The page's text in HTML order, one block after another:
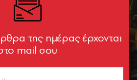
της ημέρας έρχονται
mail σου